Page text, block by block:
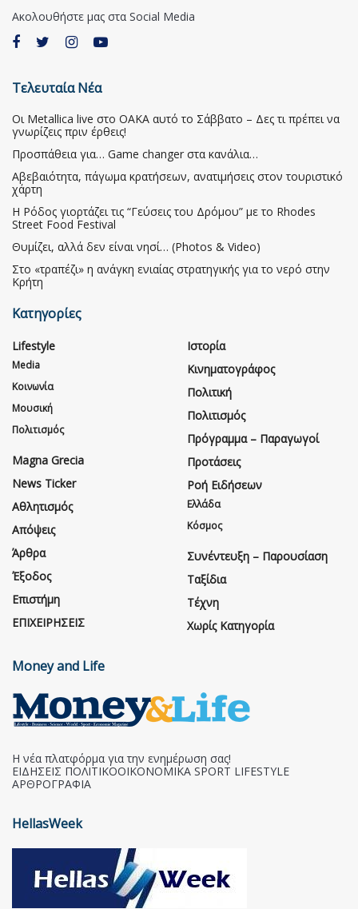
Ακολουθήστε μας στα Social Media
Τελευταία Νέα
Οι Metallica live στο ΟΑΚΑ αυτό το Σάββατο – Δες τι πρέπει να
γνωρίζεις πριν έρθεις!
Προσπάθεια για… Game changer στα κανάλια…
Αβεβαιότητα, πάγωμα κρατήσεων, ανατιμήσεις στον τουριστικό
χάρτη
Η Ρόδος γιορτάζει τις “Γεύσεις του Δρόμου” με το Rhodes
Street Food Festival
Θυμίζει, αλλά δεν είναι νησί… (Photos & Video)
Στο «τραπέζι» η ανάγκη ενιαίας στρατηγικής για το νερό στην
Κρήτη
Κατηγορίες
Lifestyle
Media
Κοινωνία
Μουσική
Πολιτισμός
Magna Grecia
News Ticker
Αθλητισμός
Απόψεις
Άρθρα
Έξοδος
Επιστήμη
ΕΠΙΧΕΙΡΗΣΕΙΣ
Ιστορία
Κινηματογράφος
Πολιτική
Πολιτισμός
Πρόγραμμα – Παραγωγοί
Προτάσεις
Ροή Ειδήσεων
Ελλάδα
Κόσμος
Συνέντευξη – Παρουσίαση
Ταξίδια
Τέχνη
Χωρίς Κατηγορία
Money and Life
Η νέα πλατφόρμα για την ενημέρωση σας!
ΕΙΔΗΣΕΙΣ ΠΟΛΙΤΙΚΟΟΙΚΟΝΟΜΙΚΑ SPORT LIFESTYLE
ΑΡΘΡΟΓΡΑΦΙΑ
HellasWeek